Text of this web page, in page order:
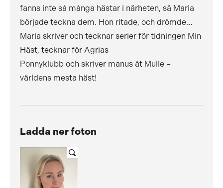
fanns inte så många hästar i närheten, så Maria
började teckna dem. Hon ritade, och drömde…
Maria skriver och tecknar serier för tidningen Min
Häst, tecknar för Agrias
Ponnyklubb och skriver manus åt Mulle –
världens mesta häst!
Ladda ner foton